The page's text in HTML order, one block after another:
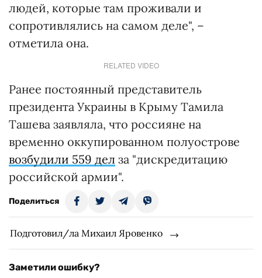
людей, которые там проживали и
сопротивлялись на самом деле", –
отметила она.
RELATED VIDEO
Ранее постоянный представитель
президента Украины в Крыму Тамила
Ташева заявляла, что россияне на
временно оккупированном полуострове
возбудили 559 дел за "дискредитацию
российской армии".
Поделиться
Подготовил/ла Михаил Яровенко
Заметили ошибку?